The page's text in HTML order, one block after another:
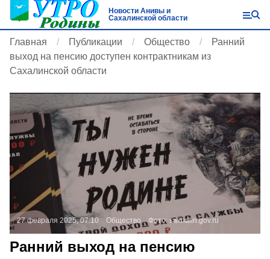
Новости Анивы и
Сахалинской области
Главная Публикации Общество
Ранний
выход на пенсию доступен контрактникам из
Сахалинской области
27 февраля 2025, 07:10 Общество Фото: sakhalin.gov.ru
Ранний выход на пенсию